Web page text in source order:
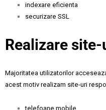
indexare eficienta
securizare SSL
Realizare
Majoritatea utilizatorilor
acest motiv realizam site-uri
telefoane mobile